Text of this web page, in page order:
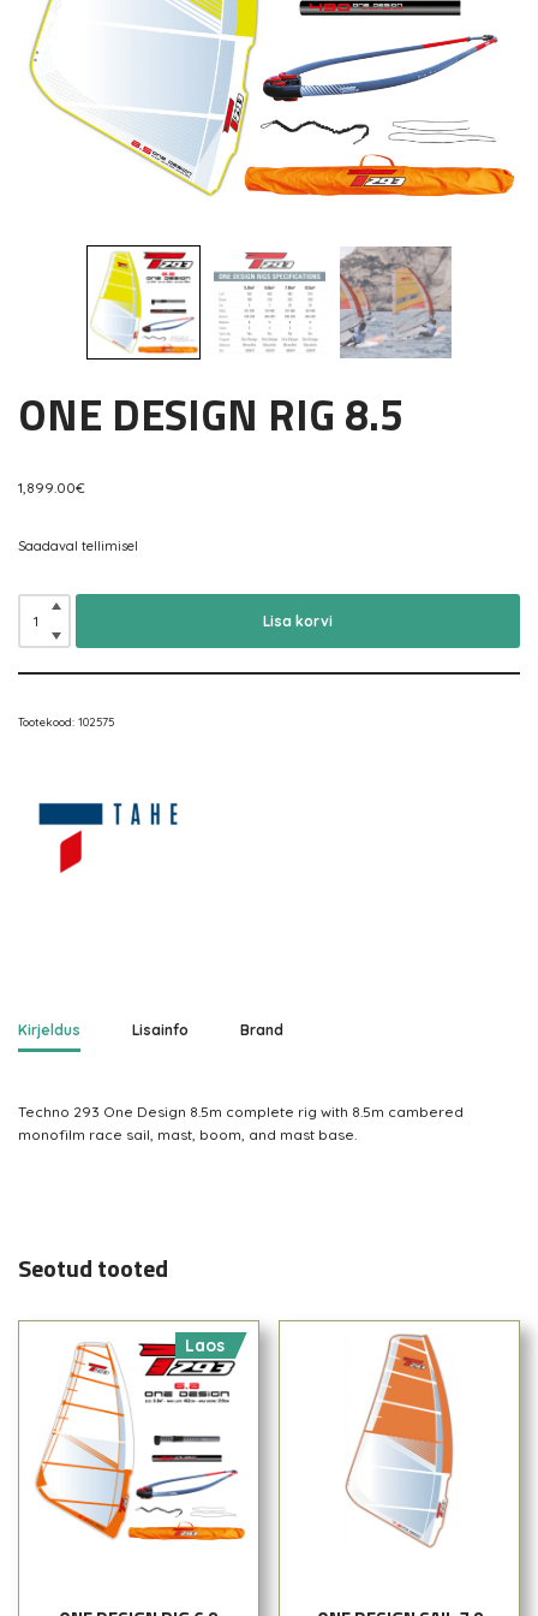
ONE DESIGN RIG 8.5
1,899.00€
Saadaval tellimisel
Lisa korvi
Tootekood: 102575
Kirjeldus Lisainfo Brand
Techno 293 One Design 8.5m complete rig with 8.5m cambered
monofilm race sail, mast, boom, and mast base.
Seotud tooted
Laos